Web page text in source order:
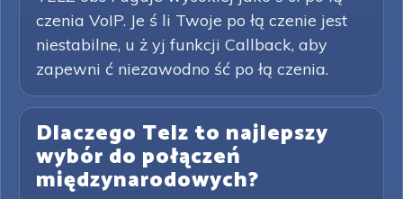
czenia VoIP. Je ś li Twoje po łą czenie jest
niestabilne, u ż yj funkcji Callback, aby
zapewni ć niezawodno ść po łą czenia.
Dlaczego Telz to najlepszy
wybór do połączeń
międzynarodowych?